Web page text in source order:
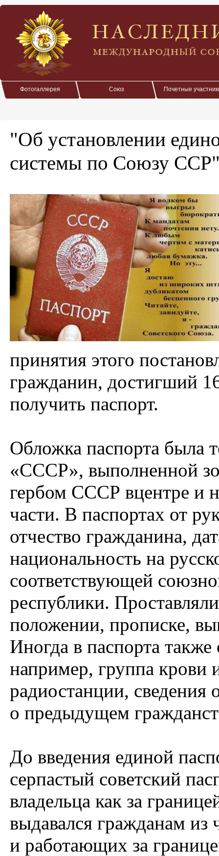
Фотогаллерея Союз Почетные
"Об установлении
системы по Союзу
принятия этого
гражданин, достигший
получить паспорт.
Обложка паспорта была
«СССР», выполненной
гербом СССР вцентре и
части. В паспортах от
отчество гражданина,
национальность на
соответствующей
республики.
положении, прописке,
Иногда в паспорта
например, группа крови
радиостанции,
о предыдущем
До введения единой
серпастый советский
владельца как за
выдавался гражданам из
и работающих за